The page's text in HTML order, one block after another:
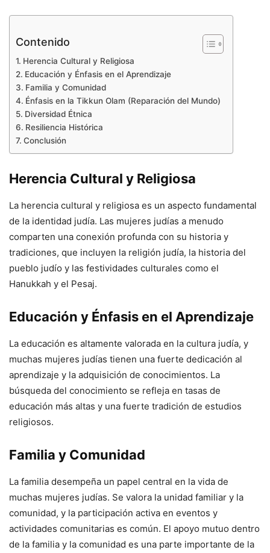
Contenido
Herencia Cultural y Religiosa
Educación y Énfasis en el Aprendizaje
Familia y Comunidad
Énfasis en la Tikkun Olam (Reparación del Mundo)
Diversidad Étnica
Resiliencia Histórica
Conclusión
Herencia Cultural y Religiosa
La herencia cultural y religiosa es un aspecto fundamental
de la identidad judía. Las mujeres judías a menudo
comparten una conexión profunda con su historia y
tradiciones, que incluyen la religión judía, la historia del
pueblo judío y las festividades culturales como el
Hanukkah y el Pesaj.
Educación y Énfasis en el Aprendizaje
La educación es altamente valorada en la cultura judía, y
muchas mujeres judías tienen una fuerte dedicación al
aprendizaje y la adquisición de conocimientos. La
búsqueda del conocimiento se refleja en tasas de
educación más altas y una fuerte tradición de estudios
religiosos.
Familia y Comunidad
La familia desempeña un papel central en la vida de
muchas mujeres judías. Se valora la unidad familiar y la
comunidad, y la participación activa en eventos y
actividades comunitarias es común. El apoyo mutuo dentro
de la familia y la comunidad es una parte importante de la